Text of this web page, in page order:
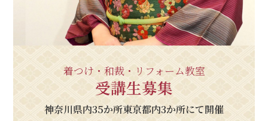
着つけ・和裁・リフォーム教室
受講生募集
神奈川県内35か所東京都内3か所にて開催